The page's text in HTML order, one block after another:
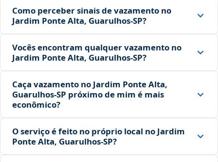
Como perceber sinais de vazamento no
Jardim Ponte Alta, Guarulhos‑SP?
Vocês encontram qualquer vazamento no
Jardim Ponte Alta, Guarulhos‑SP?
Caça vazamento no Jardim Ponte Alta,
Guarulhos‑SP próximo de mim é mais
econômico?
O serviço é feito no próprio local no Jardim
Ponte Alta, Guarulhos‑SP?